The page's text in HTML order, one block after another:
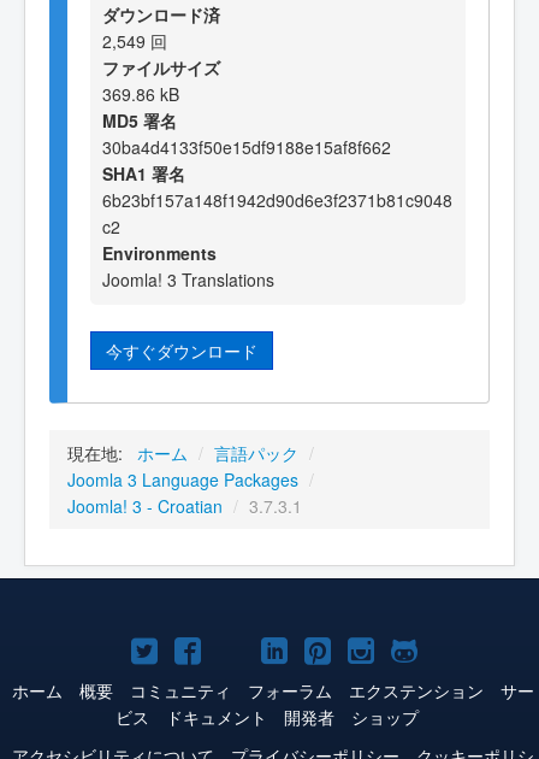
ダウンロード済
2,549 回
ファイルサイズ
369.86 kB
MD5 署名
30ba4d4133f50e15df9188e15af8f662
SHA1 署名
6b23bf157a148f1942d90d6e3f2371b81c9048
c2
Environments
Joomla! 3 Translations
今すぐダウンロード
現在地: ホーム / 言語パック /
Joomla 3 Language Packages /
Joomla! 3 - Croatian / 3.7.3.1
Joomla!
Twitter
Joomla!
Facebook
Joomla!
YouTube
Joomla!
LinkedIn
Joomla!
Pinterest
Joomla!
Instagram
Joomla!
GitHub
ホーム 概要 コミュニティ フォーラム エクステンション
サー
ビス
ドキュメント 開発者
ショップ